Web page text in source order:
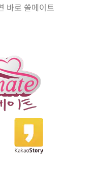
바로 쏠메이트